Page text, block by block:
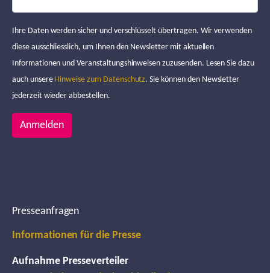
Ihre Daten werden sicher und verschlüsselt übertragen. Wir verwenden
diese ausschliesslich, um Ihnen den Newsletter mit aktuellen
Informationen und Veranstaltungshinweisen zuzusenden. Lesen Sie dazu
auch unsere Hinweise zum Datenschutz. Sie können den Newsletter
jederzeit wieder abbestellen.
Anmelden
Presseanfragen
Informationen für die Presse
Aufnahme Presseverteiler